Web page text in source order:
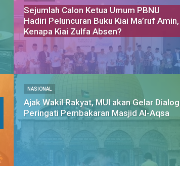
Sejumlah Calon Ketua Umum PBNU
Hadiri Peluncuran Buku Kiai Ma’ruf Amin,
Kenapa Kiai Zulfa Absen?
NASIONAL
Ajak Wakil Rakyat, MUI akan Gelar Dialog
Peringati Pembakaran Masjid Al-Aqsa